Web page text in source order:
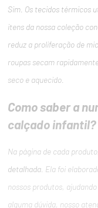
Sim. Os tecidos térmicos
itens da nossa coleção
reduz a proliferação de
roupas secam
seco e aquecido.
Como saber a
calçado infantil?
Na página de cada produto,
detalhada. Ela foi
nossos produtos,
alguma dúvida, nosso